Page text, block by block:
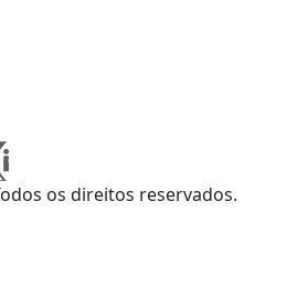
os direitos reservados.